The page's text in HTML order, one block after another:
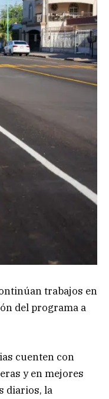
trabajos en
del programa a
cuenten con
y en mejores
diarios, la